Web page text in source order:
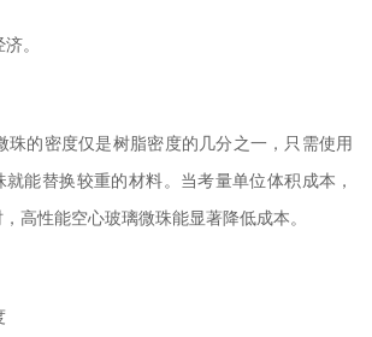
。
珠的密度仅是树脂密度的几分之一，只需使用
能替换较重的材料。当考量单位体积成本，
高性能空心玻璃微珠能显著降低成本。